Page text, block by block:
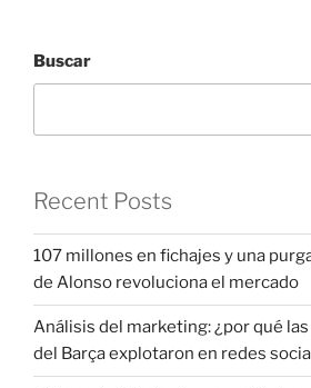
Buscar
Recent Posts
107 millones en fichajes y una
de Alonso revoluciona el mercado
Análisis del marketing: ¿por qué
del Barça explotaron en redes